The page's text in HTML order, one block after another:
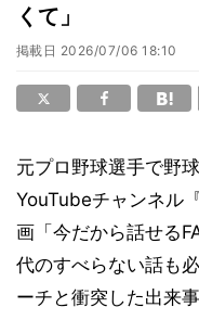
くて」
掲載日 2026/07/06 18:10
元プロ野球選手で野
YouTubeチャンネル
画「今だから話せる
代のすべらない話も
ーチと衝突した出来